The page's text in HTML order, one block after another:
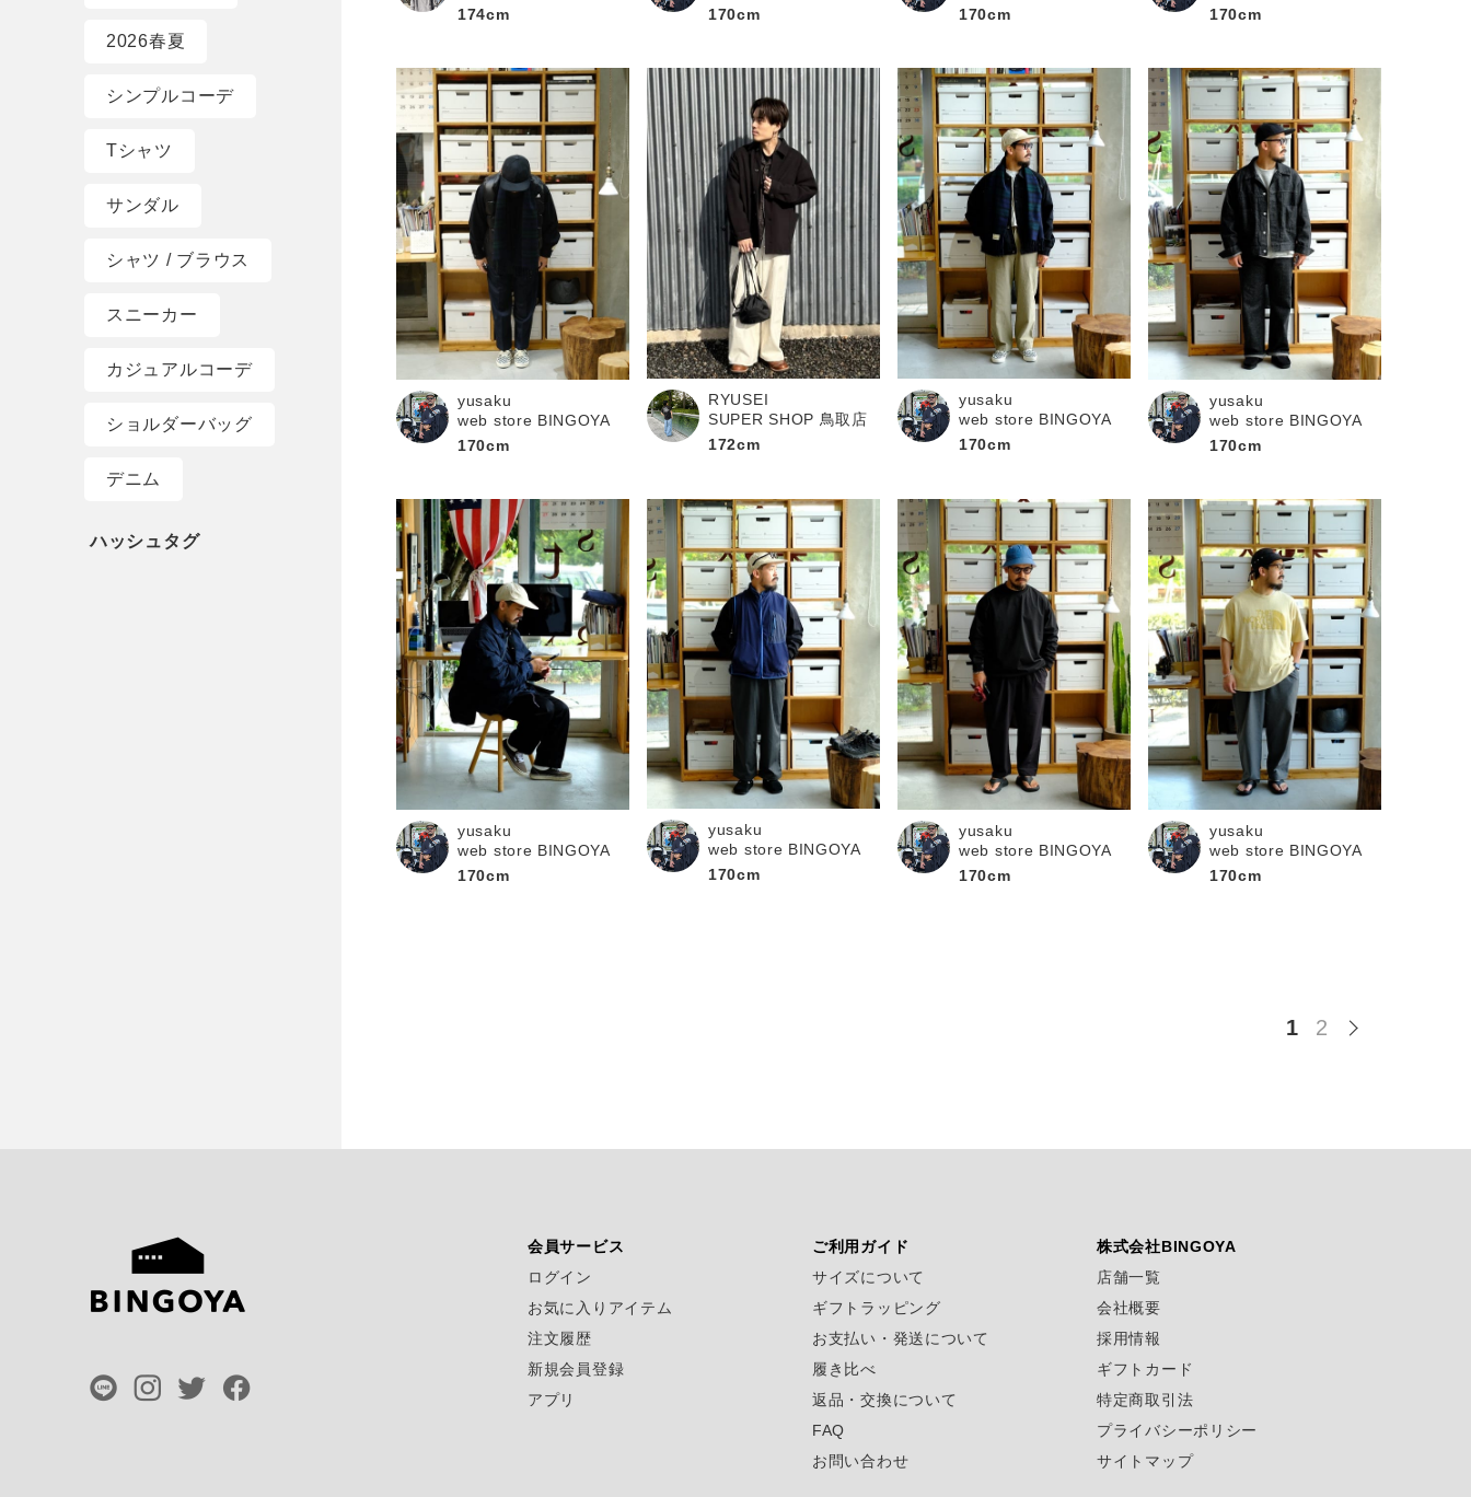
2026春夏
シンプルコーデ
Tシャツ
サンダル
シャツ / ブラウス
スニーカー
カジュアルコーデ
ショルダーバッグ
デニム
174cm
170cm
170cm
170cm
yusaku
web store BINGOYA
170cm
RYUSEI
SUPER SHOP 鳥取店
172cm
yusaku
web store BINGOYA
170cm
yusaku
web store BINGOYA
170cm
yusaku
web store BINGOYA
170cm
yusaku
web store BINGOYA
170cm
yusaku
web store BINGOYA
170cm
yusaku
web store BINGOYA
170cm
1 2
会員サービス
ログイン
お気に入りアイテム
注文履歴
新規会員登録
アプリ
ご利用ガイド
サイズについて
ギフトラッピング
お支払い・発送について
履き比べ
返品・交換について
FAQ
お問い合わせ
株式会社BINGOYA
店舗一覧
会社概要
採用情報
ギフトカード
特定商取引法
プライバシーポリシー
サイトマップ